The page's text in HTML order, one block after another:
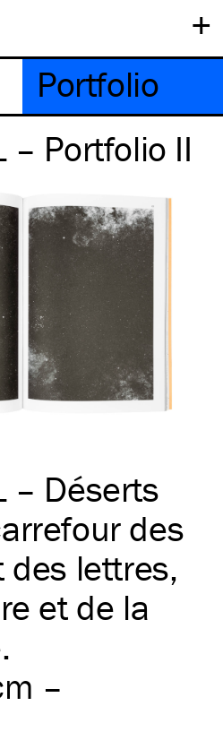
+
Portfolio
– Portfolio II
– Déserts
des
des lettres,
et de la
–